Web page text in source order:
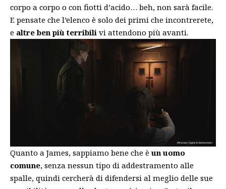
corpo a corpo o con fiotti d’acido… beh, non sarà facile.
E pensate che l’elenco è solo dei primi che incontrerete,
e altre ben più terribili vi attendono più avanti.
Quanto a James, sappiamo bene che è un uomo
comune, senza nessun tipo di addestramento alle
spalle, quindi cercherà di difendersi al meglio delle sue